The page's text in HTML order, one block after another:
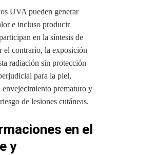
UVA pueden generar
e incluso producir
en la síntesis de
el contrario, la exposición
radiación sin protección
para la piel,
prematuro y
de lesiones cutáneas.
en el
y